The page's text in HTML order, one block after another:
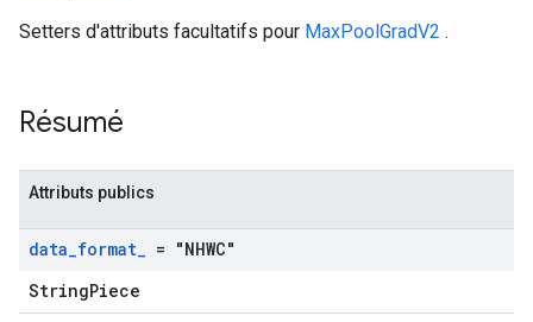
Setters d'attributs facultatifs pour MaxPoolGradV2 .
Résumé
Attributs publics
data_format_ = "NHWC"
StringPiece